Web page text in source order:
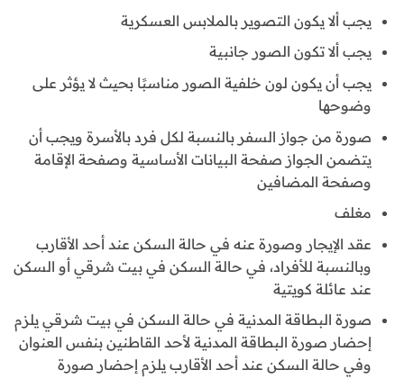
يجب ألا يكون التصوير بالملابس العسكرية
يجب ألا تكون الصور جانبية
يجب أن يكون لون خلفية الصور مناسبًا بحيث لا يؤثر على
وضوحها
صورة من جواز السفر بالنسبة لكل فرد بالأسرة ويجب أن
يتضمن الجواز صفحة البيانات الأساسية وصفحة الإقامة
وصفحة المضافين
مغلف
عقد الإيجار وصورة عنه في حالة السكن عند أحد الأقارب
وبالنسبة للأفراد، في حالة السكن في بيت شرقي أو السكن
عند عائلة كويتية
صورة البطاقة المدنية في حالة السكن في بيت شرقي يلزم
إحضار صورة البطاقة المدنية لأحد القاطنين بنفس العنوان
وفي حالة السكن عند أحد الأقارب يلزم إحضار صورة